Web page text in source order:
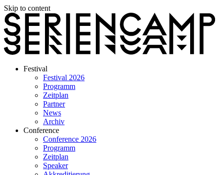
Skip to content
Festival
Festival 2026
Programm
Zeitplan
Partner
News
Archiv
Conference
Conference 2026
Programm
Zeitplan
Speaker